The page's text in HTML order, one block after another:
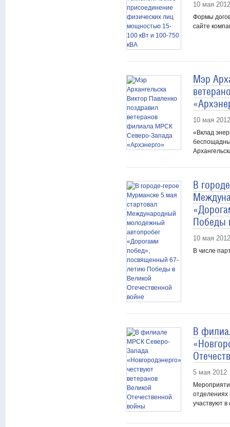
10 мая 2012
Формы
сайте
Мэр
10 мая 2012
«Вклад
В
Победы
10 мая 2012
В числе
В
5 мая 2012
отделениях
участвуют